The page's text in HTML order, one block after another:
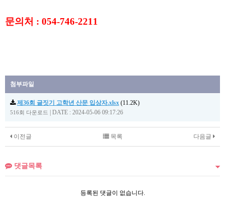
문의처 : 054-746-2211
첨부파일
제36회 글짓기 고학년 산문 입상자.xlsx (11.2K)
516회 다운로드 DATE : 2024-05-06 09:17:26
이전글 다음글
목록
댓글목록
등록된 댓글이 없습니다.